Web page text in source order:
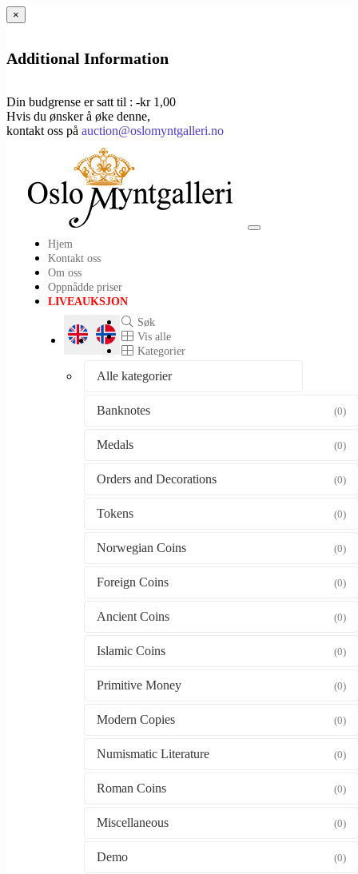
×
Additional Information
Din budgrense er satt til : -kr 1,00
Hvis du ønsker å øke denne,
kontakt oss på auction@oslomyntgalleri.no
Toggle
Hjem
Kontakt oss
Om oss
Oppnådde priser
LIVEAUKSJON
Søk
Vis alle
Kategorier
Alle kategorier
Banknotes (0)
Medals (0)
Orders and Decorations (0)
Tokens (0)
Norwegian Coins (0)
Foreign Coins (0)
Ancient Coins (0)
Islamic Coins (0)
Primitive Money (0)
Modern Copies (0)
Numismatic Literature (0)
Roman Coins (0)
Miscellaneous (0)
Demo (0)